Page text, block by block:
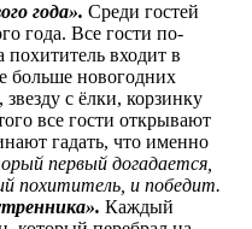
года». Среди гостей
года. Все гости по-
похититель входит в
больше новогодних
с ёлки, корзинку
все гости открывают
гадать, что именно
первый догадается,
похититель, и победит.
Каждый